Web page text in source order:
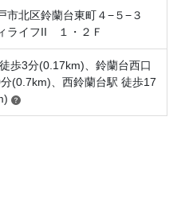
円分、新しくご入塾され
円分（合計8000円分）
ります。プレゼントは、
ギフトカード」もしくは
ずれかとなります。
市北区鈴蘭台東町４−５−３
ライフII １・２Ｆ
歩3分(0.17km)、鈴蘭台西口
(0.7km)、西鈴蘭台駅 徒歩17